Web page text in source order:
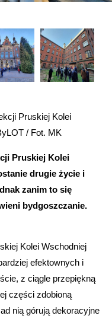
Pruskiej Kolei
/ Fot. MK
Pruskiej Kolei
drugie życie i
zanim to się
bydgoszczanie.
Kolei Wschodniej
efektownych i
z ciągle przepiękną
części zdobioną
nią górują dekoracyjne